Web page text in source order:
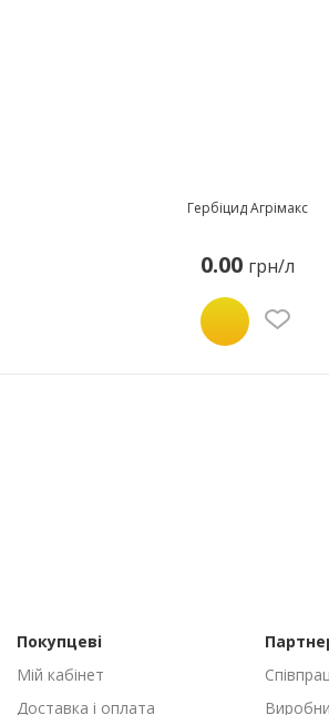
Гербіцид Агрімакс
0.00 грн/л
Покупцеві
Мій кабінет
Доставка і оплата